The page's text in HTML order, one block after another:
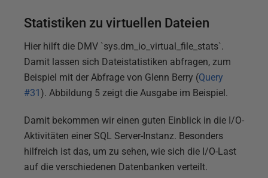
Statistiken zu virtuellen Dateien
Hier hilft die DMV `sys.dm_io_virtual_file_stats`.
Damit lassen sich Dateistatistiken abfragen, zum
Beispiel mit der Abfrage von Glenn Berry (Query
#31). Abbildung 5 zeigt die Ausgabe im Beispiel.
Damit bekommen wir einen guten Einblick in die I/O-
Aktivitäten einer SQL Server-Instanz. Besonders
hilfreich ist das, um zu sehen, wie sich die I/O-Last
auf die verschiedenen Datenbanken verteilt.